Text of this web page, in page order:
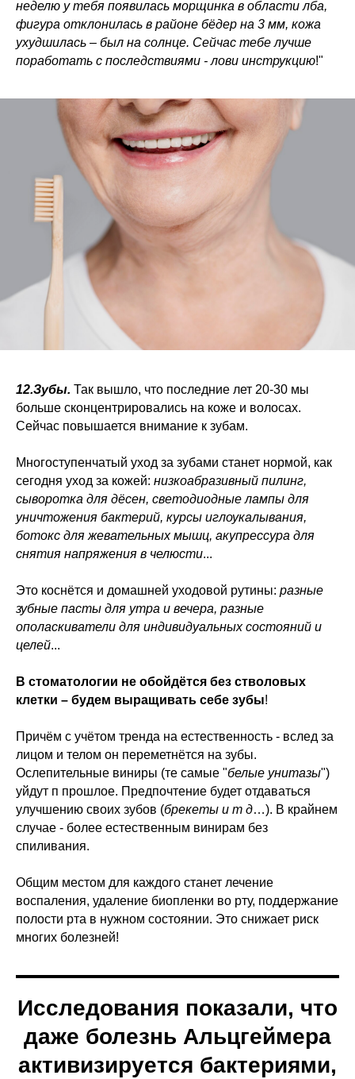
неделю у тебя появилась морщинка в области лба,
фигура отклонилась в районе бёдер на 3 мм, кожа
ухудшилась – был на солнце. Сейчас тебе лучше
поработать с последствиями - лови инструкцию!"
12.Зубы. Так вышло, что последние лет 20-30 мы
больше сконцентрировались на коже и волосах.
Сейчас повышается внимание к зубам.
Многоступенчатый уход за зубами станет нормой, как
сегодня уход за кожей: низкоабразивный пилинг,
сыворотка для дёсен, светодиодные лампы для
уничтожения бактерий, курсы иглоукалывания,
ботокс для жевательных мышц, акупрессура для
снятия напряжения в челюсти...
Это коснётся и домашней уходовой рутины: разные
зубные пасты для утра и вечера, разные
ополаскиватели для индивидуальных состояний и
целей...
В стоматологии не обойдётся без стволовых
клетки – будем выращивать себе зубы!
Причём с учётом тренда на естественность - вслед за
лицом и телом он переметнётся на зубы.
Ослепительные виниры (те самые "белые унитазы")
уйдут п прошлое. Предпочтение будет отдаваться
улучшению своих зубов (брекеты и т д…). В крайнем
случае - более естественным винирам без
спиливания.
Общим местом для каждого станет лечение
воспаления, удаление биопленки во рту, поддержание
полости рта в нужном состоянии. Это снижает риск
многих болезней!
Исследования показали, что
даже болезнь Альцгеймера
активизируется бактериями,